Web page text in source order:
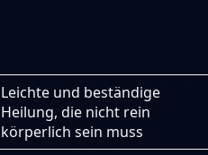
Leichte und beständige
Heilung, die nicht rein
körperlich sein muss